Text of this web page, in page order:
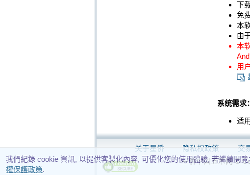
下
免
本
由
本
用
系统需求：
适
关于星侨 隐私权政策 交
星侨中国五术网 ©
我們紀錄 cookie 資訊, 以提供客製化內容, 可優化您的使用體驗, 若繼續閱
權保護政策.